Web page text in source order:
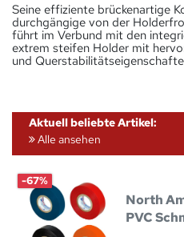
Seine effiziente brückenartige
durchgängige von der
führt im Verbund mit den
extrem steifen Holder mit
und
Aktuell beliebte Artikel:
Alle ansehen
-67%
North
PVC